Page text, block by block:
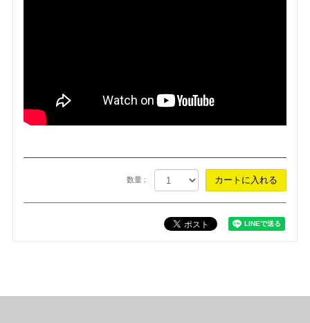
数量 :